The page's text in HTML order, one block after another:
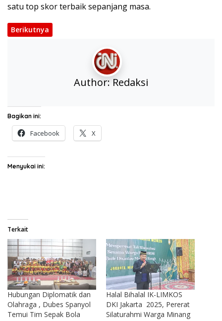
satu top skor terbaik sepanjang masa.
Berikutnya
Author:Redaksi
Bagikan ini:
Facebook X
Menyukai ini:
Terkait
Hubungan Diplomatik dan
Olahraga , Dubes Spanyol
Temui Tim Sepak Bola
Halal Bihalal IK-LIMKOS
DKI Jakarta 2025, Pererat
Silaturahmi Warga Minang